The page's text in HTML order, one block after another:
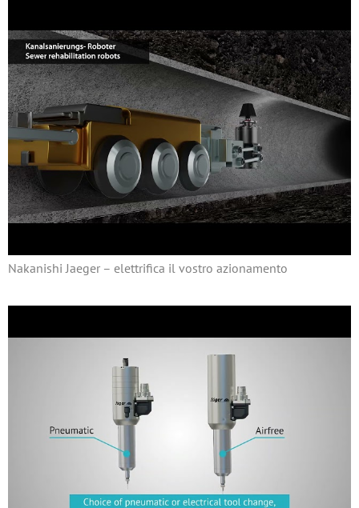
Nakanishi Jaeger – elettrifica il vostro azionamento